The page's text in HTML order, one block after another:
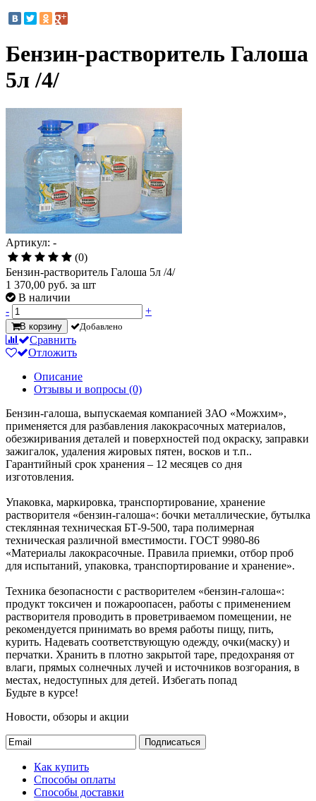
Бензин-растворитель Галоша
5л /4/
Артикул: -
(0)
Бензин-растворитель Галоша 5л /4/
1 370,00 руб. за шт
В наличии
-
+
В корзину Добавлено
Сравнить
Отложить
Описание
Отзывы и вопросы (0)
Бензин-галоша, выпускаемая компанией ЗАО «Можхим»,
применяется для разбавления лакокрасочных материалов,
обезжиривания деталей и поверхностей под окраску, заправки
зажигалок, удаления жировых пятен, восков и т.п..
Гарантийный срок хранения – 12 месяцев со дня
изготовления.
Упаковка, маркировка, транспортирование, хранение
растворителя «бензин-галоша«: бочки металлические, бутылка
стеклянная техническая БТ-9-500, тара полимерная
техническая различной вместимости. ГОСТ 9980-86
«Материалы лакокрасочные. Правила приемки, отбор проб
для испытаний, упаковка, транспортирование и хранение».
Техника безопасности с растворителем «бензин-галоша«:
продукт токсичен и пожароопасен, работы с применением
растворителя проводить в проветриваемом помещении, не
рекомендуется принимать во время работы пищу, пить,
курить. Надевать соответствующую одежду, очки(маску) и
перчатки. Хранить в плотно закрытой таре, предохраняя от
влаги, прямых солнечных лучей и источников возгорания, в
местах, недоступных для детей. Избегать попад
Будьте в курсе!
Новости, обзоры и акции
Подписаться
Как купить
Способы оплаты
Способы доставки